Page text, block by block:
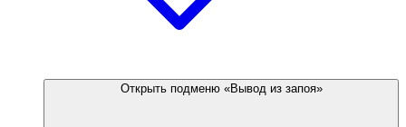
Открыть подменю «Вывод из запоя»